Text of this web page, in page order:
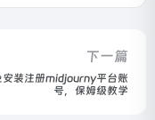
下一篇
安装注册midjourny平台账
号，保姆级教学